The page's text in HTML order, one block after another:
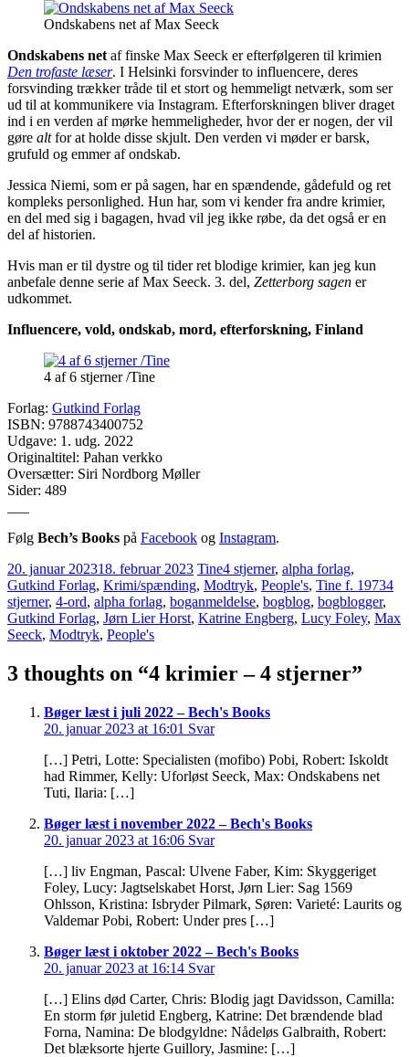
Ondskabens net af Max Seeck
Ondskabens net af finske Max Seeck er efterfølgeren til krimien
Den trofaste læser. I Helsinki forsvinder to influencere, deres
forsvinding trækker tråde til et stort og hemmeligt netværk, som ser
ud til at kommunikere via Instagram. Efterforskningen bliver draget
ind i en verden af mørke hemmeligheder, hvor der er nogen, der vil
gøre altfor at holde disse skjult. Den verden vi møder er barsk,
grufuld og emmer af ondskab.
Jessica Niemi, som er på sagen, har en spændende, gådefuld og ret
kompleks personlighed. Hun har, som vi kender fra andre krimier,
en del med sig i bagagen, hvad vil jeg ikke røbe, da det også er en
del af historien.
Hvis man er til dystre og til tider ret blodige krimier, kan jeg kun
anbefale denne serie af Max Seeck. 3. del, Zetterborg sagen er
udkommet.
Influencere, vold, ondskab, mord, efterforskning, Finland
4 af 6 stjerner /Tine
Forlag: Gutkind Forlag
ISBN: 9788743400752
Udgave: 1. udg. 2022
Originaltitel: Pahan verkko
Oversætter: Siri Nordborg Møller
Sider: 489
Følg Bech’s Books på Facebook og Instagram.
20. januar 202318. februar 2023 Tine4 stjerner, alpha forlag,
Gutkind Forlag, Krimi/spænding, Modtryk, People's, Tine f. 19734
stjerner, 4-ord, alpha forlag, boganmeldelse, bogblog, bogblogger,
Gutkind Forlag, Jørn Lier Horst, Katrine Engberg, Lucy Foley, Max
Seeck, Modtryk, People's
3 thoughts on “4 krimier – 4 stjerner”
Bøger læst i juli 2022 – Bech's Books
20. januar 2023 at 16:01 Svar
[…] Petri, Lotte: Specialisten (mofibo) Pobi, Robert: Iskoldt
had Rimmer, Kelly: Uforløst Seeck, Max: Ondskabens net
Tuti, Ilaria: […]
Bøger læst i november 2022 – Bech's Books
20. januar 2023 at 16:06 Svar
[…] liv Engman, Pascal: Ulvene Faber, Kim: Skyggeriget
Foley, Lucy: Jagtselskabet Horst, Jørn Lier: Sag 1569
Ohlsson, Kristina: Isbryder Pilmark, Søren: Varieté: Laurits og
Valdemar Pobi, Robert: Under pres […]
Bøger læst i oktober 2022 – Bech's Books
20. januar 2023 at 16:14 Svar
[…] Elins død Carter, Chris: Blodig jagt Davidsson, Camilla:
En storm før juletid Engberg, Katrine: Det brændende blad
Forna, Namina: De blodgyldne: Nådeløs Galbraith, Robert:
Det blæksorte hjerte Guillory, Jasmine: […]